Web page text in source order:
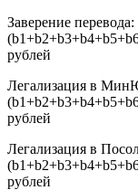
Заверение перевода:
рублей
Легализация в
рублей
Легализация в
рублей